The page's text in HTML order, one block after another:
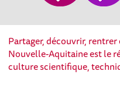
Partager, découvrir,
Nouvelle-Aquitaine est le
culture scientifique,